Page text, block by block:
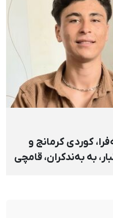
کوردی کرمانج و
بە بەندکران، قامچی